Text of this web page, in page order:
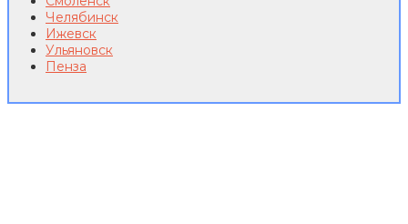
Челябинск
Ижевск
Ульяновск
Пенза